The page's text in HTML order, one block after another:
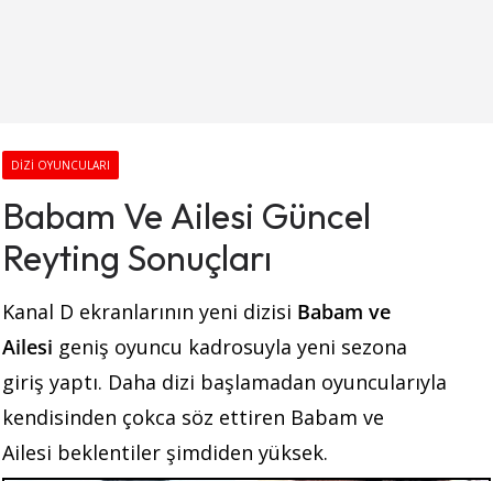
DIZI OYUNCULARI
Babam Ve Ailesi Güncel
Reyting Sonuçları
Kanal D ekranlarının yeni dizisi Babam ve
Ailesi geniş oyuncu kadrosuyla yeni sezona
giriş yaptı. Daha dizi başlamadan oyuncularıyla
kendisinden çokca söz ettiren Babam ve
Ailesi beklentiler şimdiden yüksek.